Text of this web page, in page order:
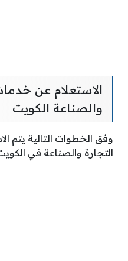
الاستعلام عن
والصناعة الكويت
وفق الخطوات التالية يتم
التجارة والصناعة في